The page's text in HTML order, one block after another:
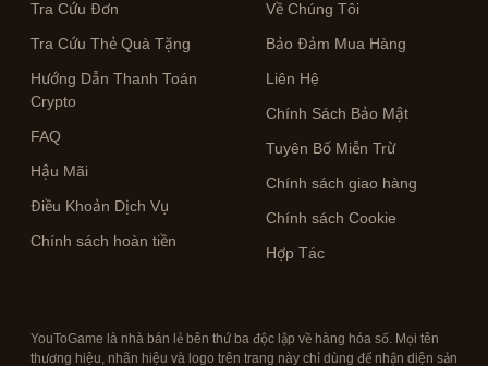
Tra Cứu Đơn
Tra Cứu Thẻ Quà Tặng
Hướng Dẫn Thanh Toán
Crypto
FAQ
Hậu Mãi
Điều Khoản Dịch Vụ
Chính sách hoàn tiền
Về Chúng Tôi
Bảo Đảm Mua Hàng
Liên Hệ
Chính Sách Bảo Mật
Tuyên Bố Miễn Trừ
Chính sách giao hàng
Chính sách Cookie
Hợp Tác
YouToGame là nhà bán lẻ bên thứ ba độc lập về hàng hóa số. Mọi tên
thương hiệu, nhãn hiệu và logo trên trang này chỉ dùng để nhận diện sản